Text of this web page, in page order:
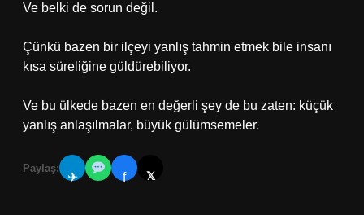
Ve belki de sorun değil.
Çünkü bazen bir ilçeyi yanlış tahmin etmek bile insanı
kısa süreliğine güldürebiliyor.
Ve bu ülkede bazen en değerli şey de bu zaten: küçük
yanlış anlaşılmalar, büyük gülümsemeler.
Paylaş:
✈ f 𝕏